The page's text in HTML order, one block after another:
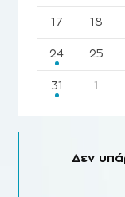
17 18
24 25
31 1
Δεν